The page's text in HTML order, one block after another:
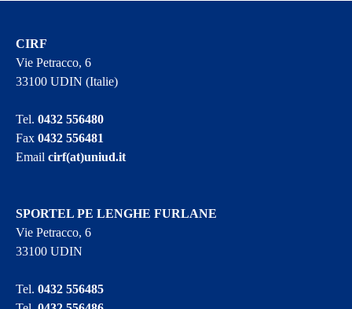
CIRF
Vie Petracco, 6
33100 UDIN (Italie)
Tel.0432 556480
Fax0432 556481
Emailcirf(at)uniud.it
SPORTEL PE LENGHE FURLANE
Vie Petracco, 6
33100 UDIN
Tel.0432 556485